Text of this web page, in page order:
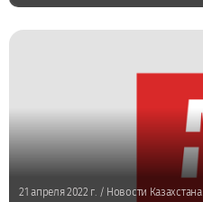
21 апреля 2022 г. / Новости Казахстана